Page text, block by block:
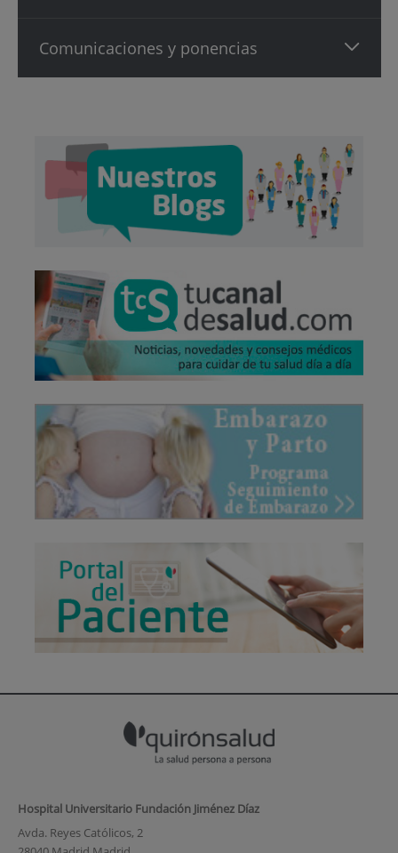
Comunicaciones y ponencias
Hospital Universitario Fundación Jiménez Díaz
Avda. Reyes Católicos, 2